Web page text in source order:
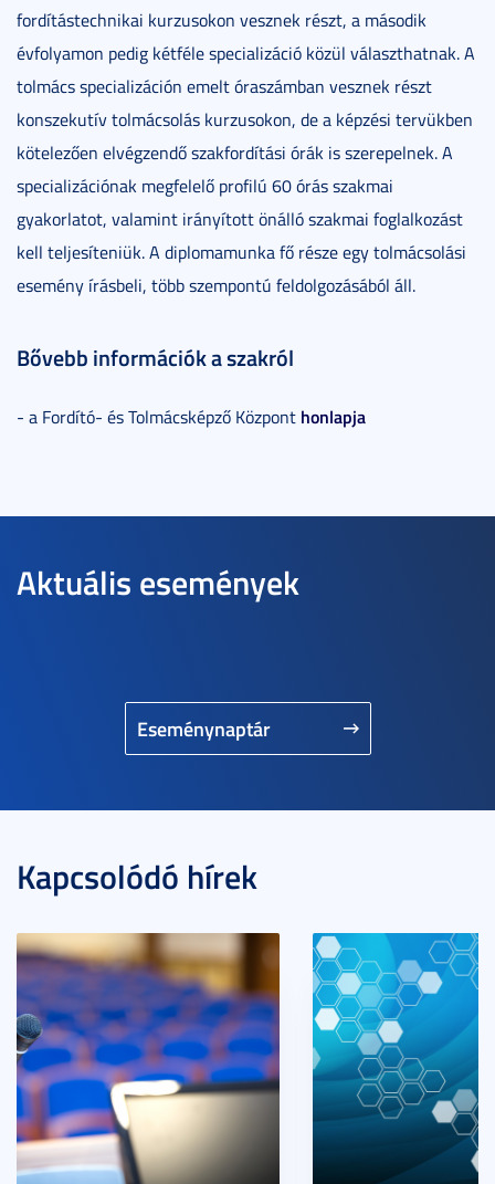
fordítástechnikai kurzusokon vesznek részt, a második
évfolyamon pedig kétféle specializáció közül választhatnak. A
tolmács specializáción emelt óraszámban vesznek részt
konszekutív tolmácsolás kurzusokon, de a képzési tervükben
kötelezően elvégzendő szakfordítási órák is szerepelnek. A
specializációnak megfelelő profilú 60 órás szakmai
gyakorlatot, valamint irányított önálló szakmai foglalkozást
kell teljesíteniük. A diplomamunka fő része egy tolmácsolási
esemény írásbeli, több szempontú feldolgozásából áll.
Bővebb információk a szakról
- a Fordító- és Tolmácsképző Központ honlapja
Aktuális események
Eseménynaptár
Kapcsolódó hírek